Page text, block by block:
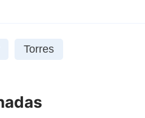
Torres